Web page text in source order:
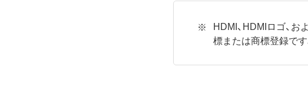
HDMI、HDMIロゴ、
標または商標登録です